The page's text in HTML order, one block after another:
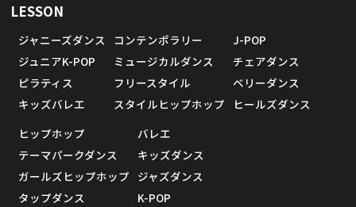
LESSON
ジャニーズダンス
ジュニアK-POP
ピラティス
キッズバレエ
コンテンポラリー
ミュージカルダンス
フリースタイル
スタイルヒップホップ
J-POP
チェアダンス
ベリーダンス
ヒールズダンス
ヒップホップ
テーマパークダンス
ガールズヒップホップ
タップダンス
バレエ
キッズダンス
ジャズダンス
K-POP